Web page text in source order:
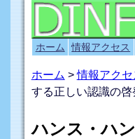
ホーム 情報アクセス
ホーム >情報アクセ
する正しい認識の
ハンス・ハ